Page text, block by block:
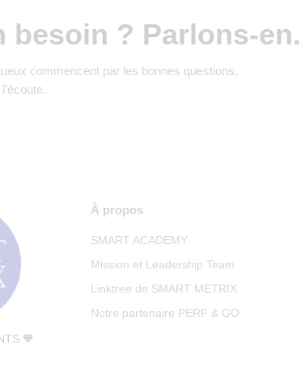
besoin ? Parlons-en.
commencent par les bonnes questions.
🧡
À propos
SMART ACADEMY
Mission et Leadership Team
Linktree de SMART METRIX
Notre partenaire PERF & GO